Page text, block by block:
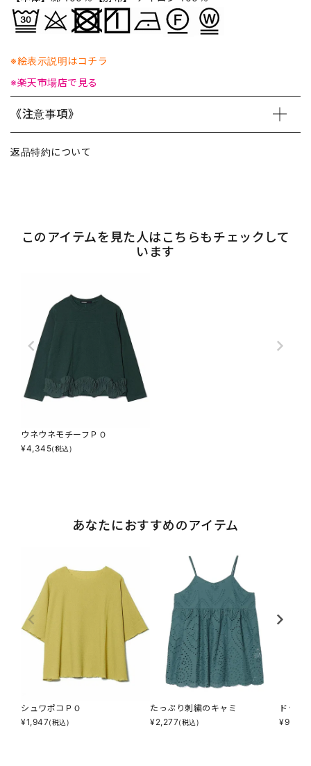
※絵表示説明はコチラ
※楽天市場店で見る
《注意事項》
返品特約について
このアイテムを見た人はこちらもチェックして
います
ウネウネモチーフＰＯ
¥4,345(税込)
あなたにおすすめのアイテム
シュワポコＰＯ
¥1,947(税込)
たっぷり刺繍のキャミ
¥2,277(税込)
ドット
¥9,790